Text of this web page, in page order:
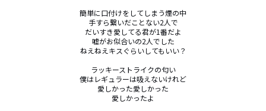
簡単に口付けをしてしまう煙の中
手すら繋いだことない2人で
だいすき愛してる君が1番だよ
嘘がお似合いの2人でした
ねえねえキスぐらいしてもいい？
ラッキーストライクの匂い
僕はレギュラーは吸えないけれど
愛しかった愛しかった
愛しかったよ